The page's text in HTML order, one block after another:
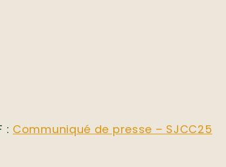
: Communiqué de presse – SJCC25